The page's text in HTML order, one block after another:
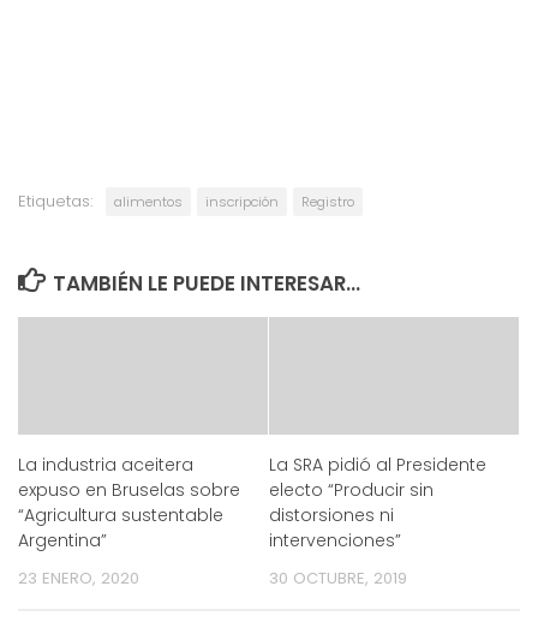
Etiquetas: alimentos inscripción Registro
TAMBIÉN LE PUEDE INTERESAR...
La industria aceitera
expuso en Bruselas sobre
“Agricultura sustentable
Argentina”
23 ENERO, 2020
La SRA pidió al Presidente
electo “Producir sin
distorsiones ni
intervenciones”
30 OCTUBRE, 2019